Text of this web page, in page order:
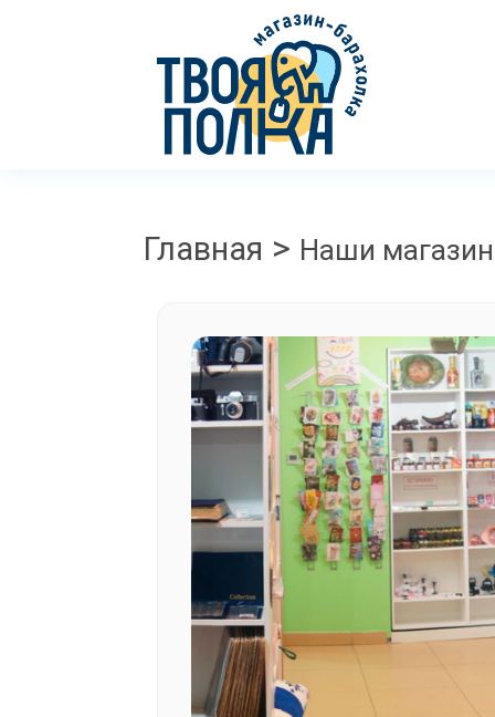
Главная > Наши